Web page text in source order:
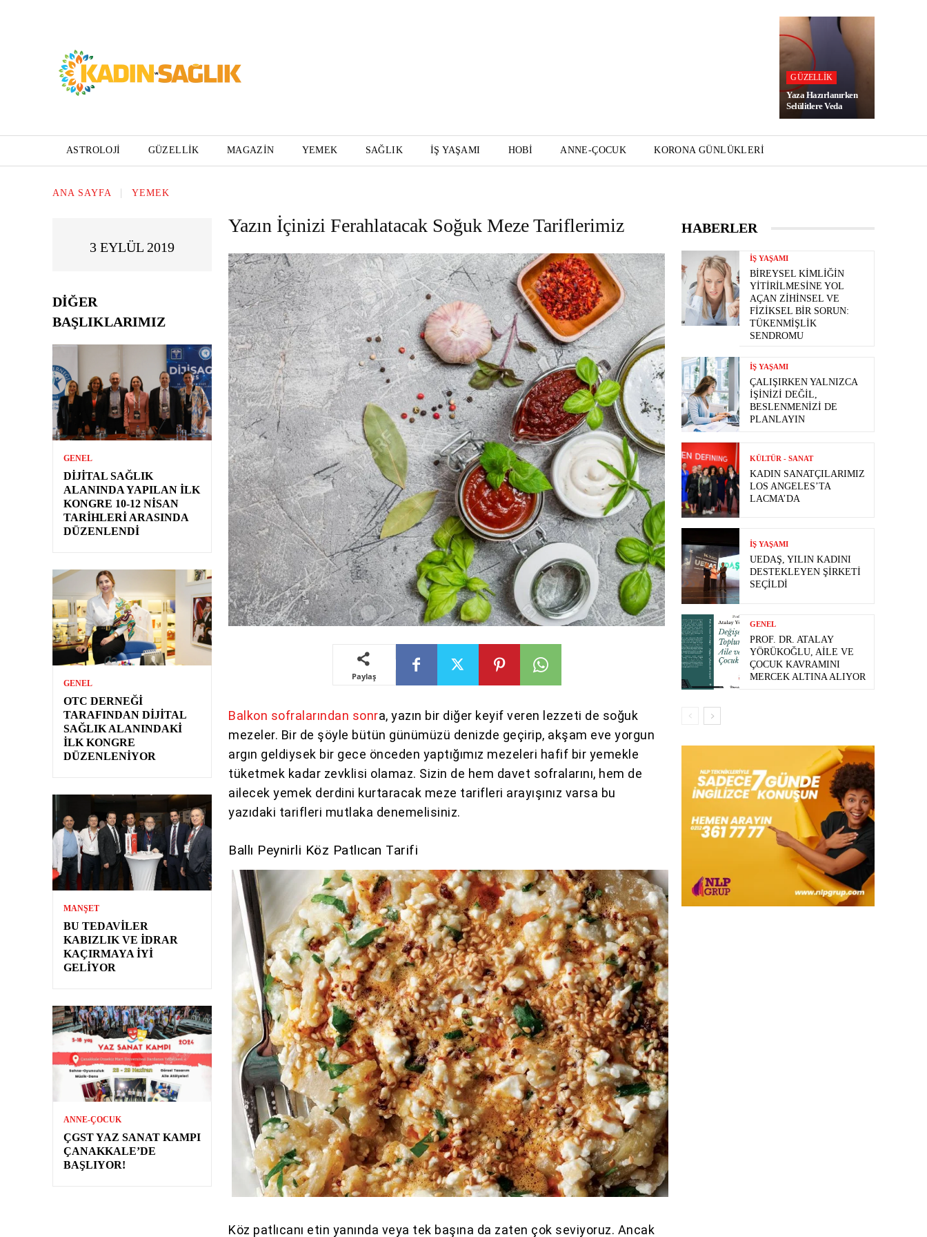
GÜZELLIK
Yaza Hazırlanırken
Selülitlere Veda
ASTROLOJI GÜZELLIK MAGAZIN YEMEK SAĞLIK İŞ YAŞAMI HOBI ANNE-ÇOCUK KORONA GÜNLÜKLERI
ANA SAYFA YEMEK
3 EYLÜL 2019
DIĞER
BAŞLIKLARIMIZ
GENEL
DIJITAL SAĞLIK
ALANINDA YAPILAN İLK
KONGRE 10-12 NISAN
TARIHLERI ARASINDA
DÜZENLENDI
GENEL
OTC DERNEĞI
TARAFINDAN DIJITAL
SAĞLIK ALANINDAKI
İLK KONGRE
DÜZENLENIYOR
MANŞET
BU TEDAVILER
KABIZLIK VE İDRAR
KAÇIRMAYA İYI
GELIYOR
ANNE-ÇOCUK
ÇGST YAZ SANAT KAMPI
ÇANAKKALE’DE
BAŞLIYOR!
Yazın İçinizi Ferahlatacak Soğuk Meze Tariflerimiz
Paylaş
Balkon sofralarından sonra, yazın bir diğer keyif veren lezzeti de soğuk
mezeler. Bir de şöyle bütün günümüzü denizde geçirip, akşam eve yorgun
argın geldiysek bir gece önceden yaptığımız mezeleri hafif bir yemekle
tüketmek kadar zevklisi olamaz. Sizin de hem davet sofralarını, hem de
ailecek yemek derdini kurtaracak meze tarifleri arayışınız varsa bu
yazıdaki tarifleri mutlaka denemelisiniz.
Ballı Peynirli Köz Patlıcan Tarifi
Köz patlıcanı etin yanında veya tek başına da zaten çok seviyoruz. Ancak
HABERLER
İŞ YAŞAMI
BIREYSEL KIMLIĞIN
YITIRILMESINE YOL
AÇAN ZIHINSEL VE
FIZIKSEL BIR SORUN:
TÜKENMIŞLIK
SENDROMU
İŞ YAŞAMI
ÇALIŞIRKEN YALNIZCA
İŞINIZI DEĞIL,
BESLENMENIZI DE
PLANLAYIN
KÜLTÜR - SANAT
KADIN SANATÇILARIMIZ
LOS ANGELES’TA
LACMA’DA
İŞ YAŞAMI
UEDAŞ, YILIN KADINI
DESTEKLEYEN ŞIRKETI
SEÇILDI
GENEL
PROF. DR. ATALAY
YÖRÜKOĞLU, AILE VE
ÇOCUK KAVRAMINI
MERCEK ALTINA ALIYOR